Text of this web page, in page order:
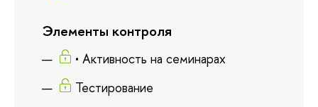
Элементы контроля
• Активность на семинарах
Тестирование